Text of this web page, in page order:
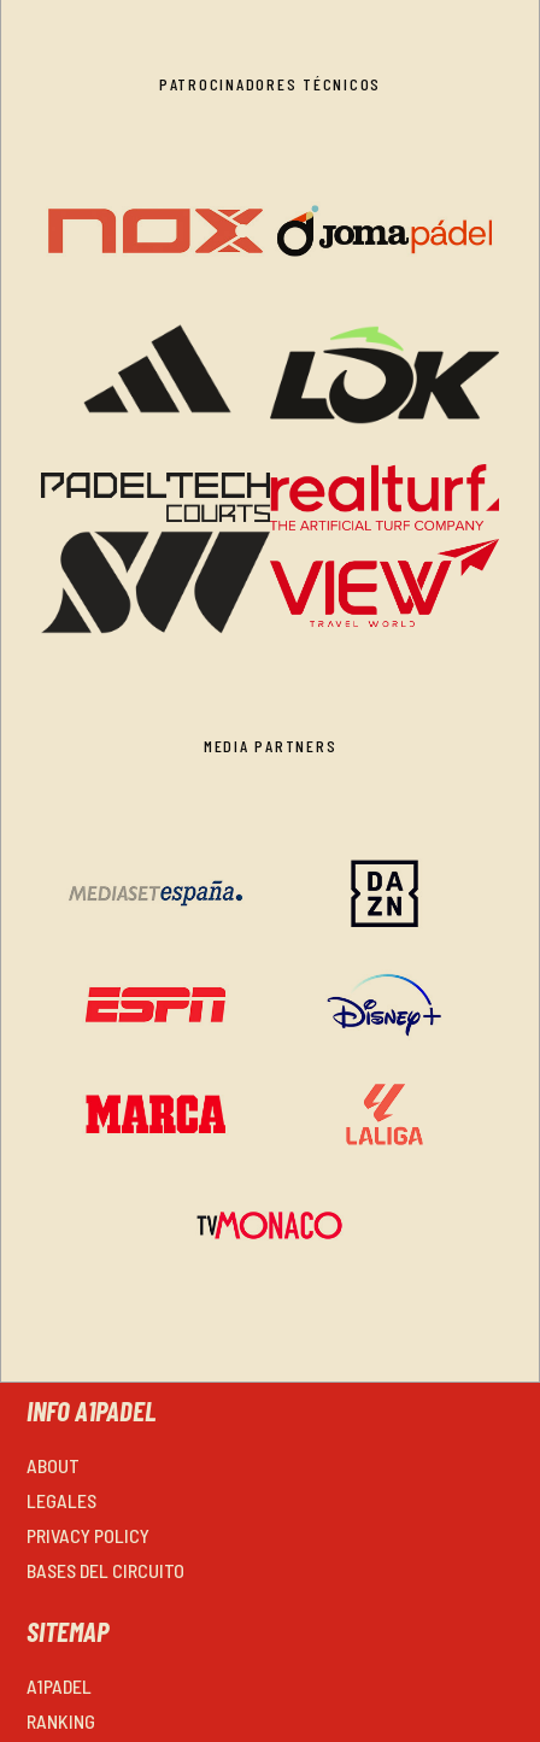
PATROCINADORES TÉCNICOS
MEDIA PARTNERS
INFO A1PADEL
ABOUT
LEGALES
PRIVACY POLICY
BASES DEL CIRCUITO
SITEMAP
A1PADEL
RANKING